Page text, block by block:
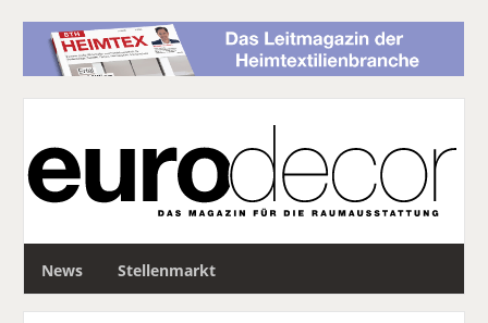
News Stellenmarkt
c